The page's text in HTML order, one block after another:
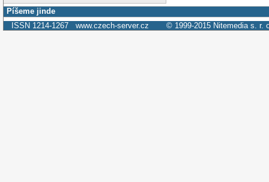
Píšeme jinde
ISSN 1214-1267 www.czech-server.cz © 1999-2015 Nitemedia s. r.